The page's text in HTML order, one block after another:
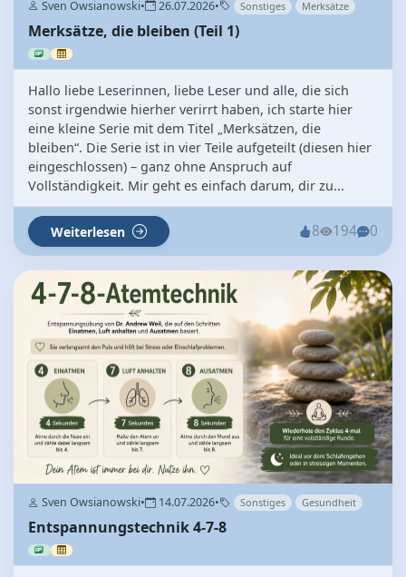
Sven Owsianowski• 26.07.2026• Sonstiges Merksätze
Merksätze, die bleiben (Teil 1)
Hallo liebe Leserinnen, liebe Leser und alle, die sich
sonst irgendwie hierher verirrt haben, ich starte hier
eine kleine Serie mit dem Titel „Merksätzen, die
bleiben“. Die Serie ist in vier Teile aufgeteilt (diesen hier
eingeschlossen) – ganz ohne Anspruch auf
Vollständigkeit. Mir geht es einfach darum, dir zu...
Weiterlesen 8 194 0
Sven Owsianowski• 14.07.2026• Sonstiges Gesundheit
Entspannungstechnik 4-7-8